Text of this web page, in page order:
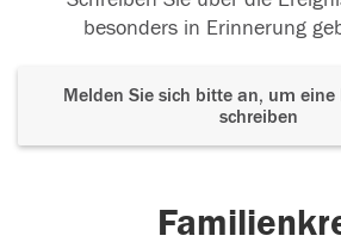
besonders in Erinnerung
Melden Sie sich bitte an, um eine
schreiben